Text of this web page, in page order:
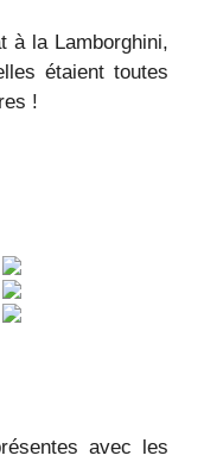
à la Lamborghini,
étaient toutes
!
avec les